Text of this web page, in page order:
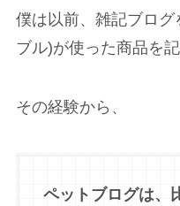
僕は以前、雑記ブロ
ブル)が使った商品を
その経験から、
ペットブログは、